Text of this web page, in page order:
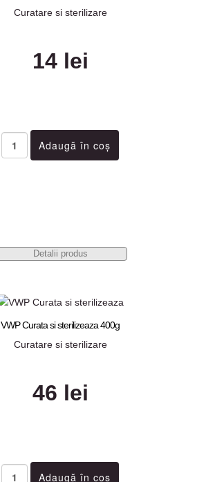
Curatare si sterilizare
14 lei
Detalii produs
VWP Curata si sterilizeaza 400g
Curatare si sterilizare
46 lei